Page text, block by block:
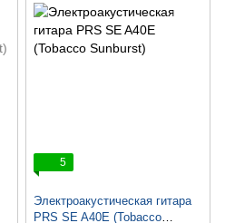
5
Электроакустическая гитара
PRS SE A40E (Tobacco